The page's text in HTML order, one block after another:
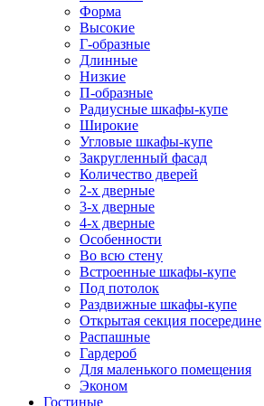
Форма
Высокие
Г-образные
Длинные
Низкие
П-образные
Радиусные шкафы-купе
Широкие
Угловые шкафы-купе
Закругленный фасад
Количество дверей
2-х дверные
3-х дверные
4-х дверные
Особенности
Во всю стену
Встроенные шкафы-купе
Под потолок
Раздвижные шкафы-купе
Открытая секция посередине
Распашные
Гардероб
Для маленького помещения
Эконом
Гостиные